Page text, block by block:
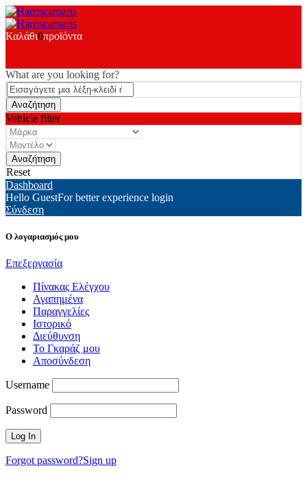
Καλάθι0προϊόντα
What are you looking for?
Vehicle filter
Reset
Dashboard
Hello GuestFor better experience login
Σύνδεση
Ο λογαριασμός μου
Επεξεργασία
Πίνακας Ελέγχου
Αγαπημένα
Παραγγελίες
Ιστορικό
Διεύθυνση
Το Γκαράζ μου
Αποσύνδεση
Username
Password
Forgot password?Sign up